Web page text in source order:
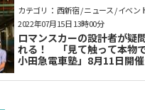
カテゴリ： 西新宿 / ニュース / イベン
ロマンスカーの設計者が疑
れる！ 「見て触って本物
小田急電車塾」8月11日開催
2022年07月15日 13時00分